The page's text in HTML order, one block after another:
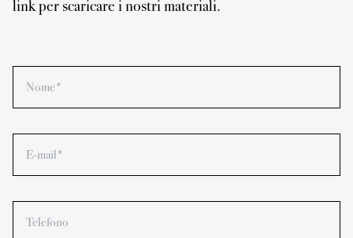
link per scaricare i nostri materiali.